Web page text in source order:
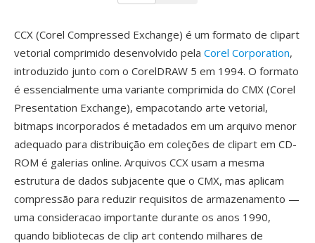
CCX (Corel Compressed Exchange) é um formato de clipart
vetorial comprimido desenvolvido pela Corel Corporation,
introduzido junto com o CorelDRAW 5 em 1994. O formato
é essencialmente uma variante comprimida do CMX (Corel
Presentation Exchange), empacotando arte vetorial,
bitmaps incorporados é metadados em um arquivo menor
adequado para distribuição em coleções de clipart em CD-
ROM é galerias online. Arquivos CCX usam a mesma
estrutura de dados subjacente que o CMX, mas aplicam
compressão para reduzir requisitos de armazenamento —
uma consideracao importante durante os anos 1990,
quando bibliotecas de clip art contendo milhares de